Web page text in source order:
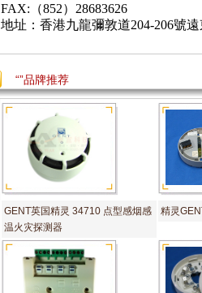
FAX:（852）28683626
地址：香港九龍彌敦道204-206號
“”品牌推荐
GENT英国精灵 34710 点型感烟感
温火灾探测器
精灵